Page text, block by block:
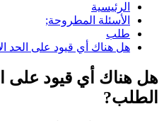
الرئيسية
الأسئلة المطروحة;
طلب
هل هناك أي قيود على الحد
هل هناك أي قيود على
الطلب?